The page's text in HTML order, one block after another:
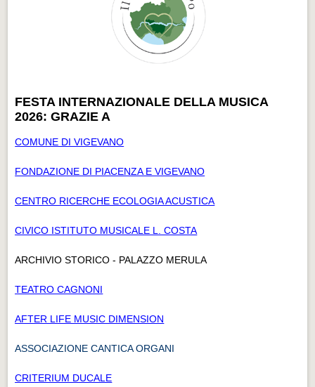
FESTA INTERNAZIONALE DELLA MUSICA
2026: GRAZIE A
COMUNE DI VIGEVANO
FONDAZIONE DI PIACENZA E VIGEVANO
CENTRO RICERCHE ECOLOGIA ACUSTICA
CIVICO ISTITUTO MUSICALE L. COSTA
ARCHIVIO STORICO - PALAZZO MERULA
TEATRO CAGNONI
AFTER LIFE MUSIC DIMENSION
ASSOCIAZIONE CANTICA ORGANI
CRITERIUM DUCALE